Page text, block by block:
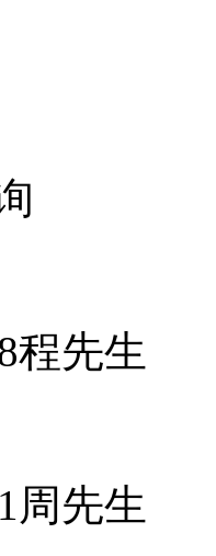
程先生
周先生